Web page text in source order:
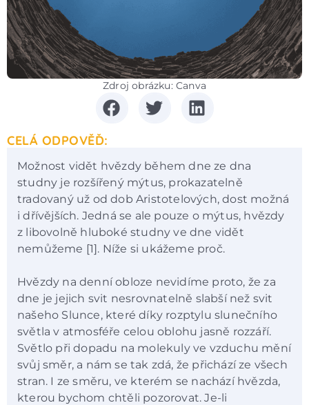
Zdroj obrázku: Canva
CELÁ ODPOVĚĎ:
Možnost vidět hvězdy během dne ze dna
studny je rozšířený mýtus, prokazatelně
tradovaný už od dob Aristotelových, dost možná
i dřívějších. Jedná se ale pouze o mýtus, hvězdy
z libovolně hluboké studny ve dne vidět
nemůžeme [1]. Níže si ukážeme proč.
Hvězdy na denní obloze nevidíme proto, že za
dne je jejich svit nesrovnatelně slabší než svit
našeho Slunce, které díky rozptylu slunečního
světla v atmosféře celou oblohu jasně rozzáří.
Světlo při dopadu na molekuly ve vzduchu mění
svůj směr, a nám se tak zdá, že přichází ze všech
stran. I ze směru, ve kterém se nachází hvězda,
kterou bychom chtěli pozorovat. Je-li